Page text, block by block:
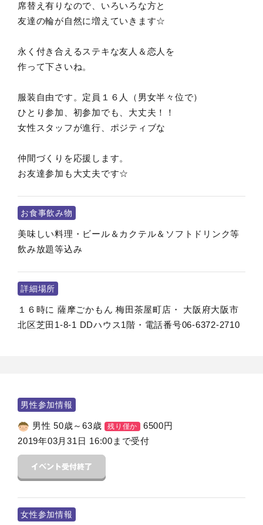
席替え有りなので、いろいろな方と
友達の輪が自然に増えていきます☆
永く付き合えるステキな友人＆恋人を
作って下さいね。
服装自由です。定員１６人（男女半々位で）
ひとり参加、初参加でも、大丈夫！！
女性スタッフが進行、ポジティブな
仲間づくりを応援します。
お友達参加も大丈夫です☆
お食事飲み物
美味しい料理・ビール＆カクテル＆ソフトドリンク等
飲み放題等込み
詳細場所
１６時に 薩摩ごかもん 梅田茶屋町店・ 大阪府大阪市
北区芝田1-8-1 DDハウス1階・電話番号06-6372-2710
男性参加情報
男性 50歳～63歳 残り僅か 6500円
2019年03月31日 16:00まで受付
女性参加情報